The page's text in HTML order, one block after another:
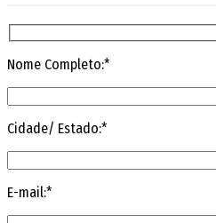
Nome Completo:*
Cidade/ Estado:*
E-mail:*